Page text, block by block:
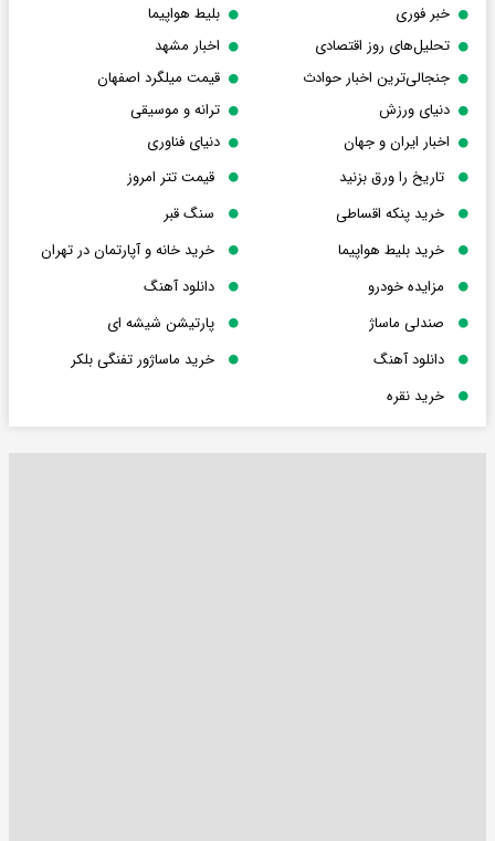
خبر فوری
بلیط هواپیما
تحلیل‌های روز اقتصادی
اخبار مشهد
جنجالی‌ترین اخبار حوادث
قیمت میلگرد اصفهان
دنیای ورزش
ترانه و موسیقی
اخبار ایران و جهان
دنیای فناوری
تاریخ را ورق بزنید
قیمت تتر امروز
خرید پنکه اقساطی
سنگ قبر
خرید بلیط هواپیما
خرید خانه و آپارتمان در تهران
مزایده خودرو
دانلود آهنگ
صندلی ماساژ
پارتیشن شیشه ای
دانلود آهنگ
خرید ماساژور تفنگی بلکر
خرید نقره